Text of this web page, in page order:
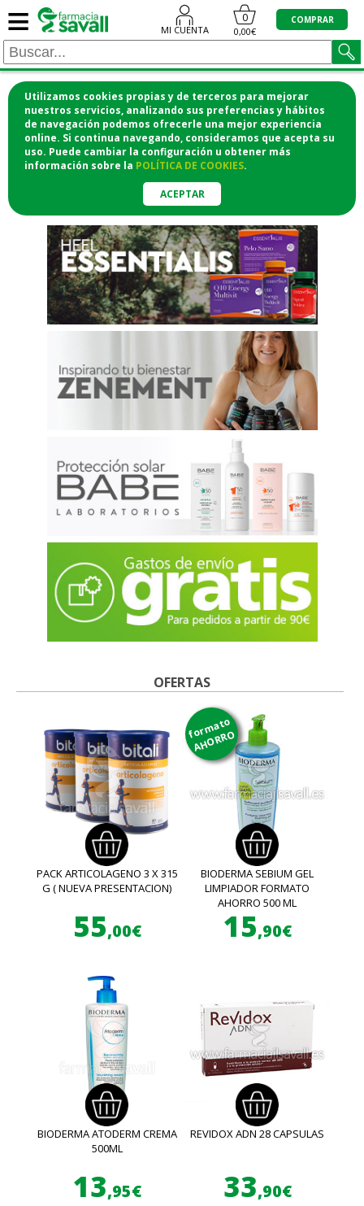
Utilizamos cookies propias y de terceros para mejorar
nuestros servicios, analizando sus preferencias y hábitos
de navegación podemos ofrecerle una mejor experiencia
online. Si continua navegando, consideramos que acepta su
uso. Puede cambiar la configuración u obtener más
información sobre la POLÍTICA DE COOKIES.
ACEPTAR
≡ MI CUENTA
0
0,00€
COMPRAR
¡COMPRA CÓMODAMENTE
DESDE CASA Y RECOGE EN LA
FARMACIA!o si lo prefieres te lo mandamos
a casa
OFERTAS
PACK ARTICOLAGENO 3 X 315
G ( NUEVA PRESENTACION)
55,00€
formato
AHORRO
BIODERMA SEBIUM GEL
LIMPIADOR FORMATO
AHORRO 500 ML
15,90€
BIODERMA ATODERM CREMA
500ML
13,95€
REVIDOX ADN 28 CAPSULAS
33,90€